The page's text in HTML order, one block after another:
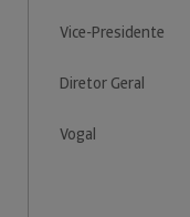
Vice-Presidente
Diretor Geral
Vogal